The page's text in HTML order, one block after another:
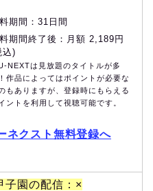
期間：31日間
期間終了後：月額 2,189円
込)
NEXTは見放題のタイトルが多
作品によってはポイントが必要な
もありますが、登録時にもらえる
ントを利用して視聴可能です。
ネクスト無料登録へ
子園の配信：×